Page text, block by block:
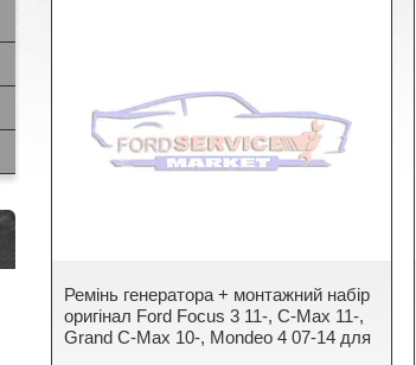
Ремінь генератора + монтажний набір
оригінал Ford Focus 3 11-, C-Max 11-,
Grand C-Max 10-, Mondeo 4 07-14 для